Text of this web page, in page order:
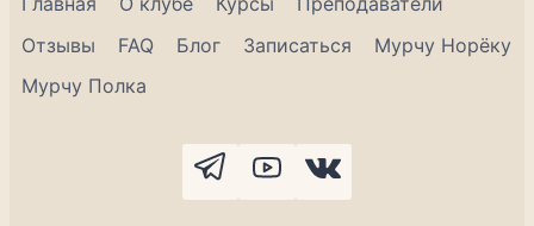
Отзывы
FAQ Блог Записаться
Мурчу Норёку
Мурчу Полка